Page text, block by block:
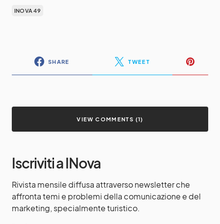
INOVA 49
SHARE TWEET
VIEW COMMENTS (1)
Iscriviti a INova
Rivista mensile diffusa attraverso newsletter che
affronta temi e problemi della comunicazione e del
marketing, specialmente turistico.